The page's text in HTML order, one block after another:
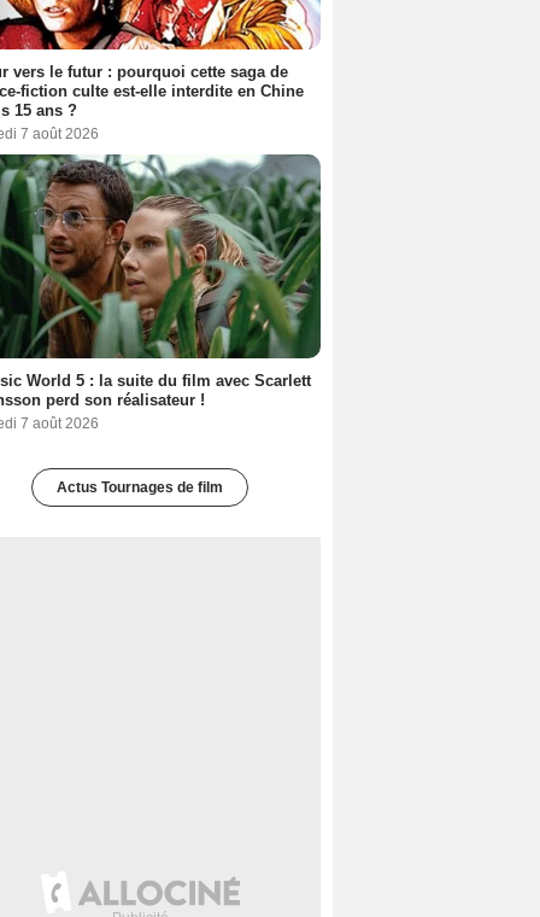
vers le futur : pourquoi cette saga de
fiction culte est-elle interdite en Chine
15 ans ?
7 août 2026
World 5 : la suite du film avec Scarlett
perd son réalisateur !
7 août 2026
Actus Tournages de film